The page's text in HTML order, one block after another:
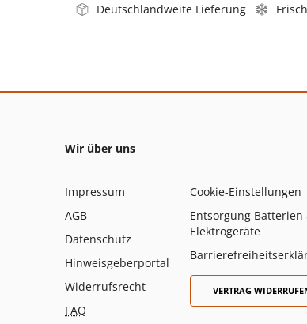
Deutschlandweite Lieferung
Wir über uns
Impressum
AGB
Datenschutz
Hinweisgeberportal
Widerrufsrecht
FAQ
Cookie-Einstellungen
Entsorgung Batterien
Elektrogeräte
VERTRAG